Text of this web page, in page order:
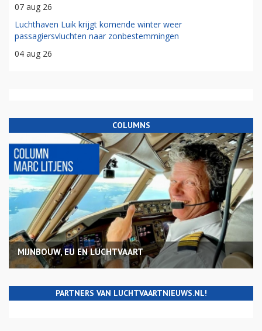
07 aug 26
Luchthaven Luik krijgt komende winter weer
passagiersvluchten naar zonbestemmingen
04 aug 26
COLUMNS
MIJNBOUW, EU EN LUCHTVAART
PARTNERS VAN LUCHTVAARTNIEUWS.NL!